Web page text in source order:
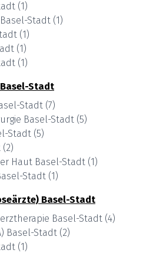
(1)
Basel-Stadt (1)
(1)
(1)
(1)
Basel-Stadt
Stadt (7)
Basel-Stadt (5)
Stadt (5)
(2)
Haut Basel-Stadt (1)
Stadt (1)
Basel-Stadt
Basel-Stadt (4)
Basel-Stadt (2)
(1)